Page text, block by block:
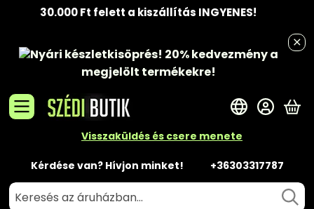
30.000 Ft felett a kiszállítás INGYENES!
Nyári készletkisöprés! 20% kedvezménya
megjelölt termékekre!
Visszaküldés és csere menete
Kérdése van? Hívjon minket! +36303317787
A